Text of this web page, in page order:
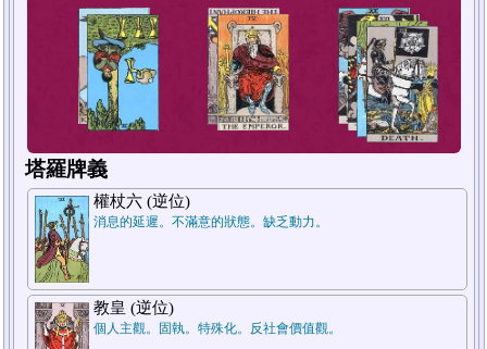
1
塔羅牌義
權杖六 (逆位)
消息的延遲。不滿意的狀態。缺乏動力。
教皇 (逆位)
個人主觀。固執。特殊化。反社會價值觀。